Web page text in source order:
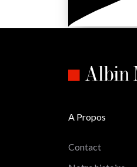
A Propos
Contact